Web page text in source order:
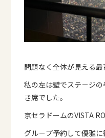
問題なく全体が見える最
私の左は壁でステ－ジ
き席でした。
京セラドームのVISTA
グル－プ予約して優雅に